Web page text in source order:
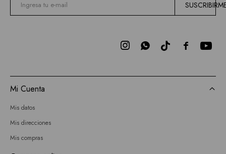

 
Mi Cuenta
Mis datos
Mis direcciones
Mis compras